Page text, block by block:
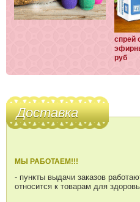
спрей
руб
Доставка
МЫ РАБОТАЕМ!!!
- пункты выдачи заказов
относится к товарам для